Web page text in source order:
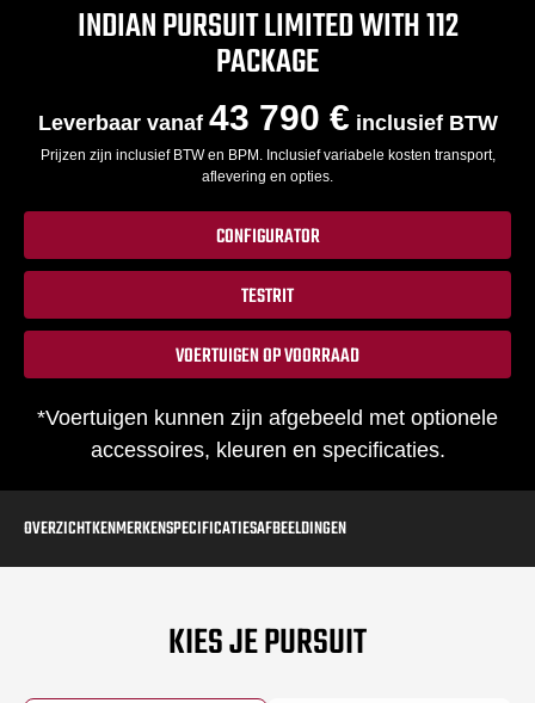
INDIAN PURSUIT LIMITED WITH 112
PACKAGE
Leverbaar vanaf 43 790 € inclusief BTW
Prijzen zijn inclusief BTW en BPM. Inclusief variabele kosten transport,
aflevering en opties.
CONFIGURATOR
TESTRIT
VOERTUIGEN OP VOORRAAD
*Voertuigen kunnen zijn afgebeeld met optionele
accessoires, kleuren en specificaties.
OVERZICHTKENMERKENSPECIFICATIESAFBEELDINGEN
KIES JE PURSUIT